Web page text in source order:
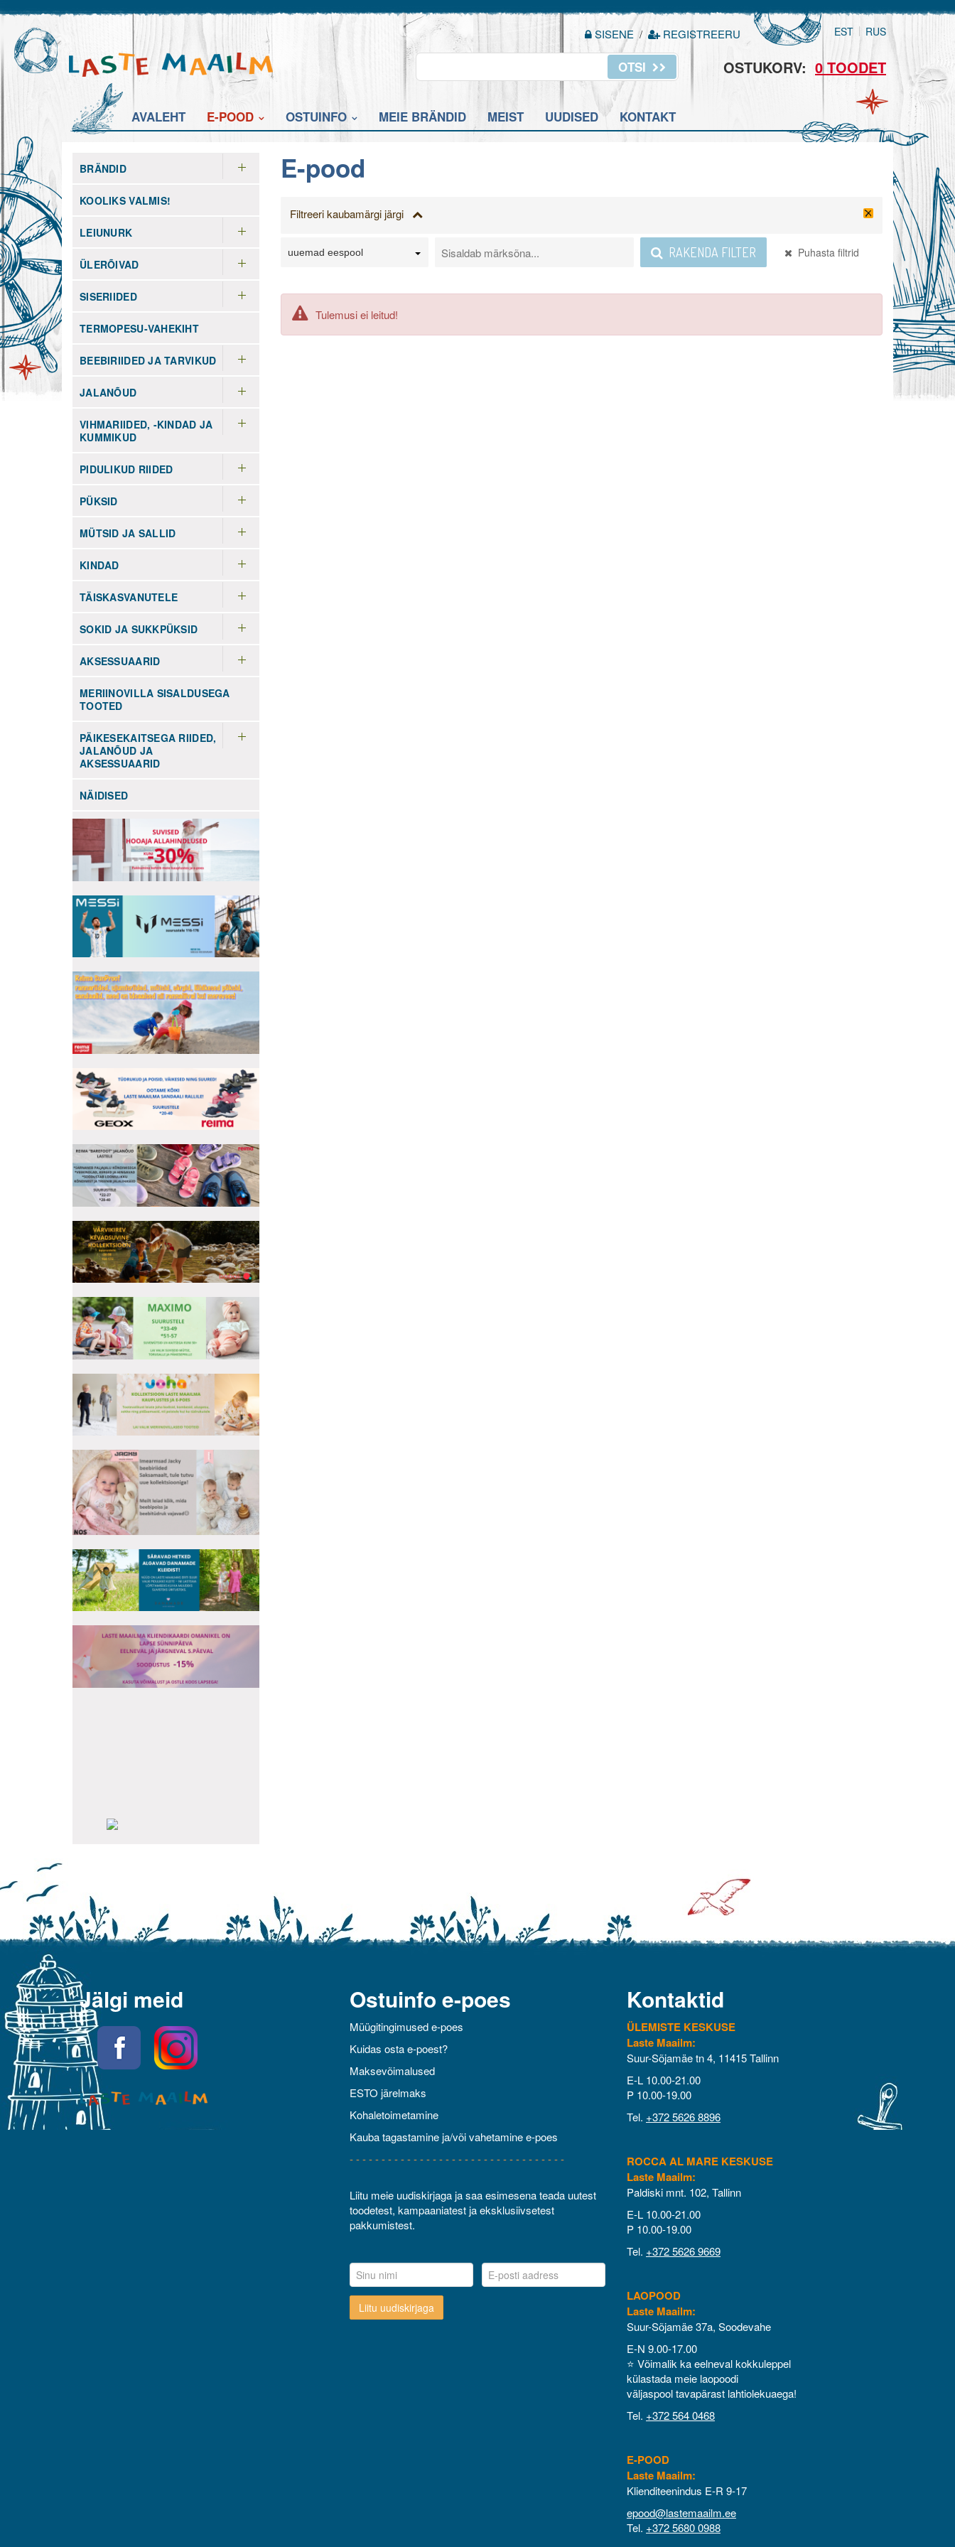
SISENE / REGISTREERU EST RUS
OTSI OSTUKORV: 0 TOODET
AVALEHT E-POOD OSTUINFO MEIE BRÄNDID MEIST UUDISED KONTAKT
BRÄNDID
KOOLIKS VALMIS!
LEIUNURK
ÜLERÕIVAD
SISERIIDED
TERMOPESU-VAHEKIHT
BEEBIRIIDED JA TARVIKUD
JALANÕUD
VIHMARIIDED, -KINDAD JA
KUMMIKUD
PIDULIKUD RIIDED
PÜKSID
MÜTSID JA SALLID
KINDAD
TÄISKASVANUTELE
SOKID JA SUKKPÜKSID
AKSESSUAARID
MERIINOVILLA SISALDUSEGA
TOOTED
PÄIKESEKAITSEGA RIIDED,
JALANÕUD JA
AKSESSUAARID
NÄIDISED
E-pood
Filtreeri kaubamärgi järgi
uuemad eespool RAKENDA FILTER Puhasta filtrid
Tulemusi ei leitud!
Jälgi meid Ostuinfo e-poes
Müügitingimused e-poes
Kuidas osta e-poest?
Maksevõimalused
ESTO järelmaks
Kohaletoimetamine
Kauba tagastamine ja/või vahetamine e-poes
- - - - - - - - - - - - - - - - - - - - - - - - - - - - - - - - - -
Liitu meie uudiskirjaga ja saa esimesena teada uutest
toodetest, kampaaniatest ja eksklusiivsetest
pakkumistest.
Liitu uudiskirjaga
Kontaktid
ÜLEMISTE KESKUSE
Laste Maailm:
Suur-Sõjamäe tn 4, 11415 Tallinn
E-L 10.00-21.00
P 10.00-19.00
Tel. +372 5626 8896
ROCCA AL MARE KESKUSE
Laste Maailm:
Paldiski mnt. 102, Tallinn
E-L 10.00-21.00
P 10.00-19.00
Tel. +372 5626 9669
LAOPOOD
Laste Maailm:
Suur-Sõjamäe 37a, Soodevahe
E-N 9.00-17.00
⭐ Võimalik ka eelneval kokkuleppel
külastada meie laopoodi
väljaspool tavapärast lahtiolekuaega!
Tel. +372 564 0468
E-POOD
Laste Maailm:
Klienditeenindus E-R 9-17
epood@lastemaailm.ee
Tel. +372 5680 0988